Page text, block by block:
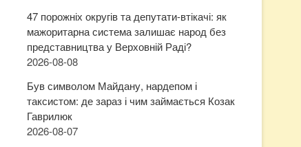
47 порожніх округів та депутати-втікачі: як
мажоритарна система залишає народ без
представництва у Верховній Раді?
2026-08-08
Був символом Майдану, нардепом і
таксистом: де зараз і чим займається Козак
Гаврилюк
2026-08-07